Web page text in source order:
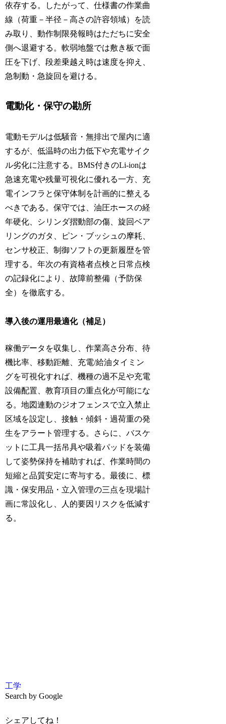
依存する。したがって、仕様書の作業曲
線（荷重－半径－高さの許容領域）を読
み取り、動作制限発報時はただちに安全
側へ退避する。軟弱地盤では敷き板で面
圧を下げ、段差乗越え時は速度を抑え、
急制動・急旋回を避ける。
電動化・保守の勘所
電動モデルは低騒音・無排出で屋内に適
するが、低温時の出力低下や充電サイク
ル劣化に注意する。BMS付きのLi-ionは
急速充電や残量可視化に優れる一方、充
電インフラと保守体制を計画的に整える
べきである。保守では、油圧ホースの経
年硬化、シリンダ摺動部の傷、旋回ベア
リングのガタ、ピン・ブッシュの摩耗、
センサ校正、制御ソフトの更新履歴を管
理する。年次の有資格者点検と日常点検
の記録化により、故障前整備（予防保
全）を徹底する。
導入後の運用最適化（補足）
稼働データを収集し、作業高さ分布、待
機比率、移動距離、充電/給油タイミン
グを可視化すれば、機種の過不足や充電
設備配置、教育項目の重点化が可能にな
る。地図連動のジオフェンスで立入禁止
区域を設定し、接触・傾斜・過荷重の発
生をアラート管理する。さらに、バスケ
ットに工具一括吊具や吸着パッドを装備
して姿勢保持を補助すれば、作業時間の
短縮と品質安定に寄与する。最後に、標
識・保安用品・立入管理の三点を現場計
画に常設化し、人的要因リスクを低減す
る。
工学
Search by Google
シェアしてね！